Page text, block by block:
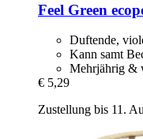
Feel Green
Duftende,
Kann samt
Mehrjährig &
€ 5,29
Zustellung bis 11.